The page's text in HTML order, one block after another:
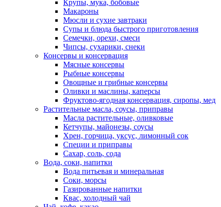
Крупы, мука, бобовые
Макароны
Мюсли и сухие завтраки
Супы и блюда быстрого приготовления
Семечки, орехи, смеси
Чипсы, сухарики, снеки
Консервы и консервация
Мясные консервы
Рыбные консервы
Овощные и грибные консервы
Оливки и маслины, каперсы
Фруктово-ягодная консервация, сиропы, мед
Растительные масла, соусы, приправы
Масла растительные, оливковые
Кетчупы, майонезы, соусы
Хрен, горчица, уксус, лимонный сок
Специи и приправы
Сахар, соль, сода
Вода, соки, напитки
Вода питьевая и минеральная
Соки, морсы
Газированные напитки
Квас, холодный чай